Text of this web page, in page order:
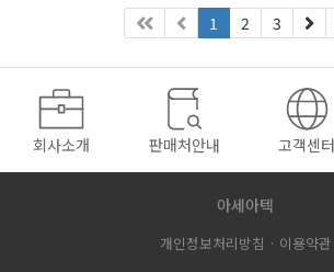
더 강력하게. 더 스마
???? 지금 영상으로
쌓아온 관리기 기술
로타리 회전수, 엔진,
정·검증해 단순 수입
또한 전국 150여 개
아텍 동일 기준의 A/
뢰성을 확보했다.
1 2 3
회사소개 판매처안내 고객센터
아세아텍
개인정보처리방침 · 이용약관